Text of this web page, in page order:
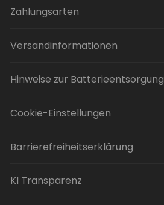
Zahlungsarten
Versandinformationen
Hinweise zur Batterieentsorgung
Cookie-Einstellungen
Barrierefreiheitserklärung
KI Transparenz